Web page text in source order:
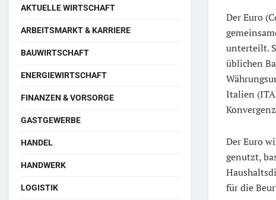
Der Euro
unterteilt.
üblichen
Italien
Der Euro
genutzt,
für die
AKTUELLE WIRTSCHAFT
ARBEITSMARKT & KARRIERE
BAUWIRTSCHAFT
ENERGIEWIRTSCHAFT
FINANZEN & VORSORGE
GASTGEWERBE
HANDEL
HANDWERK
LOGISTIK